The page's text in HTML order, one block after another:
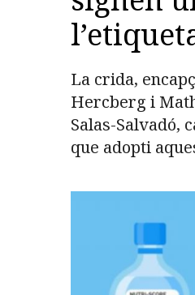
La crida,
Hercberg i
Salas-Salvadó,
que adopti